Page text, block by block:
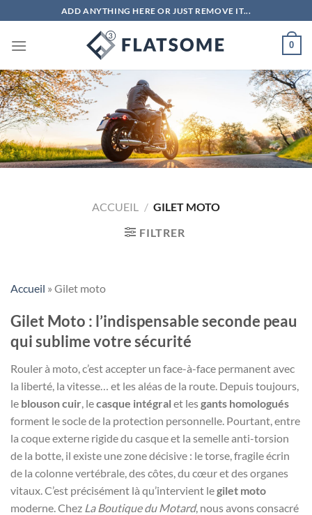
au
contenu
ADD ANYTHING HERE OR JUST REMOVE IT...
0
ACCUEIL / GILET MOTO
FILTRER
Accueil » Gilet moto
Gilet Moto : l’indispensable seconde peau
qui sublime votre sécurité
Rouler à moto, c’est accepter un face-à-face permanent avec
la liberté, la vitesse… et les aléas de la route. Depuis toujours,
le blouson cuir , lecasque intégral et lesgants homologués
forment le socle de la protection personnelle. Pourtant, entre
la coque externe rigide du casque et la semelle anti-torsion
de la botte, il existe une zone décisive : le torse, fragile écrin
de la colonne vertébrale, des côtes, du cœur et des organes
vitaux. C’est précisément là qu’intervient legilet moto
moderne. Chez La Boutique du Motard, nous avons consacré